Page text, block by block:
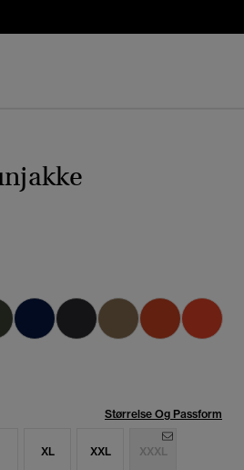
Størrelse Og Passform
XL XXL XXXL